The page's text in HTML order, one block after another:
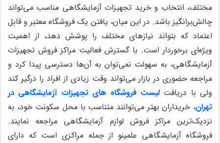
مختلف، انتخاب و خرید تجهیزات آزمایشگاهی مناسب می‌تواند
چالش‌برانگیز باشد. در این میان، یافتن یک فروشگاه معتبر و قابل
اعتماد که بتواند نیازهای مختلف را پوشش دهد، از اهمیت
ویژه‌ای برخوردار است. با گسترش فعالیت مراکز فروش تجهیزات
آزمایشگاهی، به سهولت نمی‌توان به آن‌ها دسترسی پیدا کرد و
مراجعه حضوری در بازار می‌تواند وقت زیادی از افراد را درگیر کند
ولی با دریافتلیست فروشگاه های تجهیزات آزمایشگاهی در
تهران، خریداران بهتر می‌توانند متناسب با محل سکونت خود، به
نزدیک‌ترین مراکز فروش لوازم آزمایشگاهی مراجعه نمایند.
فروشگاه آزمایشگاهی علمینو از جمله مراکزی است که دارای